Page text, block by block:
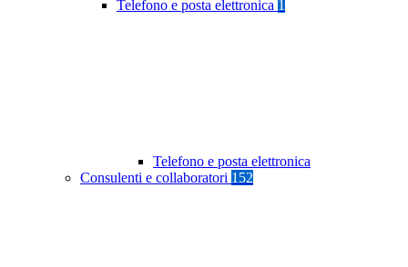
Telefono e posta elettronica 1
Telefono e posta elettronica
Consulenti e collaboratori 152